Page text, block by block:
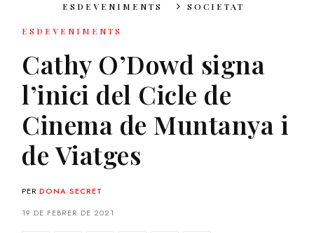
ESDEVENIMENTS SOCIETAT
ESDEVENIMENTS
Cathy O’Dowd signa
l’inici del Cicle de
Cinema de Muntanya i
de Viatges
PER DONA SECRET
19 DE FEBRER DE 2021